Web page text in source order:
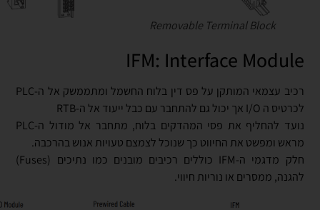
Removable Terminal Block
IFM: Interface Module
רכיב עצמאי המותקן על פס דין בלוח החשמל ומתממשק אל ה-PLC
לכרטיס ה I/O אך יכול גם להתחבר עם כבל ייעוד אל ה-RTB
נועד להחליף את פסי המהדקים בלוח, מתחבר אל מודול ה-PLC
מראש ומפשט את החיווט כך שנוכל לצמצם טעויות אנוש בהרכבה.
חלק מדגמי ה-IFM כוללים רכיבים מובנים כמו נתיכים (Fuses)
להגנה, ממסרים או נוריות חיווי.